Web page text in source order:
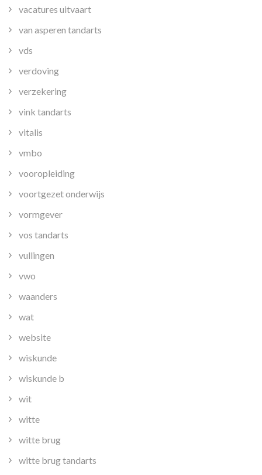
vacatures uitvaart
van asperen tandarts
vds
verdoving
verzekering
vink tandarts
vitalis
vmbo
vooropleiding
voortgezet onderwijs
vormgever
vos tandarts
vullingen
vwo
waanders
wat
website
wiskunde
wiskunde b
wit
witte
witte brug
witte brug tandarts